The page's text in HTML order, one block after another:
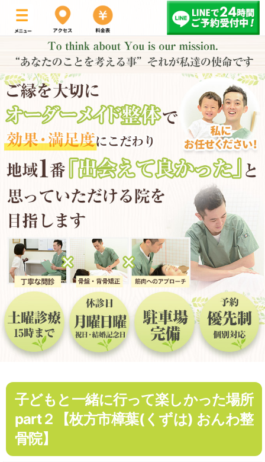
子どもと一緒に行って楽しかった場所
part２【枚方市樟葉(くずは) おんわ整
骨院】